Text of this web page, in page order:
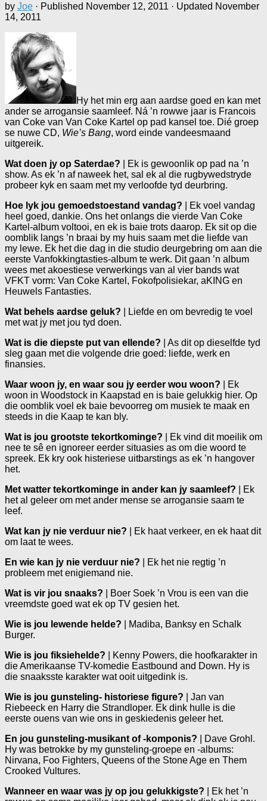
by Joe · Published November 12, 2011 · Updated November
14, 2011
Hy het min erg aan aardse goed en kan met
ander se arrogansie saamleef. Ná ’n rowwe jaar is Francois
van Coke van Van Coke Kartel op pad kansel toe. Dié groep
se nuwe CD, Wie’s Bang, word einde vandeesmaand
uitgereik.
Wat doen jy op Saterdae? | Ek is gewoonlik op pad na ’n
show. As ek ’n af naweek het, sal ek al die rugbywedstryde
probeer kyk en saam met my verloofde tyd deurbring.
Hoe lyk jou gemoedstoestand vandag? | Ek voel vandag
heel goed, dankie. Ons het onlangs die vierde Van Coke
Kartel-album voltooi, en ek is baie trots daarop. Ek sit op die
oomblik langs ’n braai by my huis saam met die liefde van
my lewe. Ek het die dag in die studio deurgebring om aan die
eerste Vanfokkingtasties-album te werk. Dit gaan ’n album
wees met akoestiese verwerkings van al vier bands wat
VFKT vorm: Van Coke Kartel, Fokofpolisiekar, aKING en
Heuwels Fantasties.
Wat behels aardse geluk? | Liefde en om bevredig te voel
met wat jy met jou tyd doen.
Wat is die diepste put van ellende? | As dit op dieselfde tyd
sleg gaan met die volgende drie goed: liefde, werk en
finansies.
Waar woon jy, en waar sou jy eerder wou woon? | Ek
woon in Woodstock in Kaapstad en is baie gelukkig hier. Op
die oomblik voel ek baie bevoorreg om musiek te maak en
steeds in die Kaap te kan bly.
Wat is jou grootste tekortkominge? | Ek vind dit moeilik om
nee te sê en ignoreer eerder situasies as om die woord te
spreek. Ek kry ook histeriese uitbarstings as ek ’n hangover
het.
Met watter tekortkominge in ander kan jy saamleef?
| Ek
het al geleer om met ander mense se arrogansie saam te
leef.
Wat kan jy nie verduur nie? | Ek haat verkeer, en ek haat dit
om laat te wees.
En wie kan jy nie verduur nie? | Ek het nie regtig ’n
probleem met enigiemand nie.
Wat is vir jou snaaks? | Boer Soek ’n Vrou is een van die
vreemdste goed wat ek op TV gesien het.
Wie is jou lewende helde? | Madiba, Banksy en Schalk
Burger.
Wie is jou fiksiehelde? | Kenny Powers, die hoofkarakter in
die Amerikaanse TV-komedie Eastbound and Down. Hy is
die snaaksste karakter wat ooit uitgedink is.
Wie is jou gunsteling- historiese figure? | Jan van
Riebeeck en Harry die Strandloper. Ek dink hulle is die
eerste ouens van wie ons in geskiedenis geleer het.
En jou gunsteling-musikant of -komponis? | Dave Grohl.
Hy was betrokke by my gunsteling-groepe en -albums:
Nirvana, Foo Fighters, Queens of the Stone Age en Them
Crooked Vultures.
Wanneer en waar was jy op jou gelukkigste? | Ek het ’n